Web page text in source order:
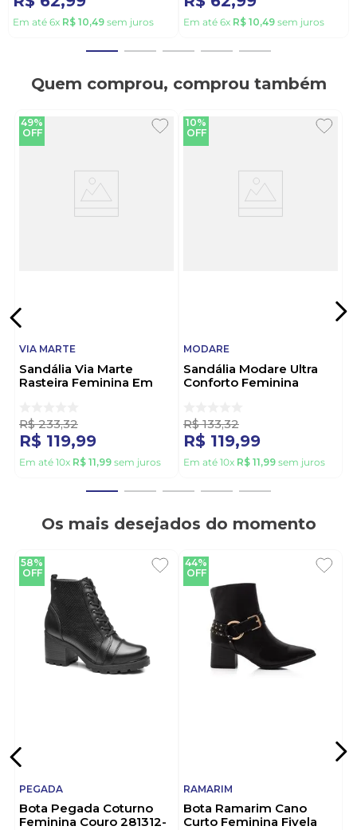
Em até 6x R$ 10,49 sem juros Em até 6x R$ 10,49 sem juros
Quem comprou, comprou também
49%
OFF
VIA MARTE
Sandália Via Marte
Rasteira Feminina Em
R$ 233,32
R$ 119,99
Em até 10x R$ 11,99 sem juros
10%
OFF
MODARE
Sandália Modare Ultra
Conforto Feminina
R$ 133,32
R$ 119,99
Em até 10x R$ 11,99 sem juros
Os mais desejados do momento
58%
OFF
PEGADA
Bota Pegada Coturno
Feminina Couro 281312-
44%
OFF
RAMARIM
Bota Ramarim Cano
Curto Feminina Fivela